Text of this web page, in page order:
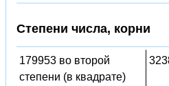
Степени числа, корни
179953 во второй
степени (в квадрате)